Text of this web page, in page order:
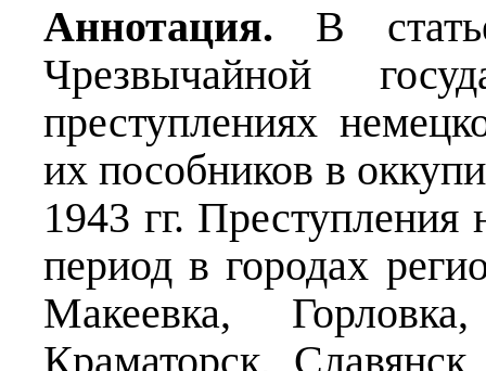
Аннотация. В
Чрезвычайной
преступлениях
их пособников в
1943 гг.
период в городах
Макеевка,
Краматорск,